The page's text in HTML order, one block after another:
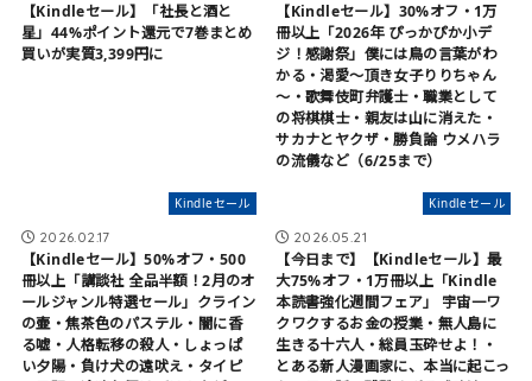
【Kindleセール】「社長と酒と
星」44%ポイント還元で7巻まとめ
買いが実質3,399円に
【Kindleセール】30%オフ・1万
冊以上「2026年 ぴっかぴか小デ
ジ！感謝祭」僕には鳥の言葉がわ
かる・渇愛～頂き女子りりちゃん
～・歌舞伎町弁護士・職業として
の将棋棋士・親友は山に消えた・
サカナとヤクザ・勝負論 ウメハラ
の流儀など（6/25まで）
Kindleセール
2026.02.17
【Kindleセール】50%オフ・500
冊以上「講談社 全品半額！2月のオ
ールジャンル特選セール」クライン
の壷・焦茶色のパステル・闇に香
る嘘・人格転移の殺人・しょっぱ
い夕陽・負け犬の遠吠え・タイピ
Kindleセール
2026.05.21
【今日まで】【Kindleセール】最
大75%オフ・1万冊以上「Kindle
本読書強化週間フェア」 宇宙一ワ
クワクするお金の授業・無人島に
生きる十六人・総員玉砕せよ！・
とある新人漫画家に、本当に起こっ